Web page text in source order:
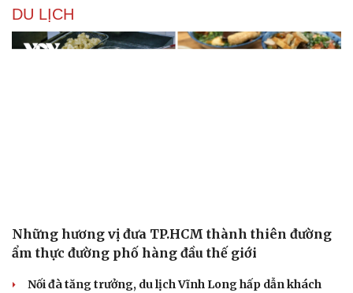
Âm nhạc
Di sản
Sao Việt
DU LỊCH
Những hương vị đưa TP.HCM thành thiên đường
ẩm thực đường phố hàng đầu thế giới
Nối đà tăng trưởng, du lịch Vĩnh Long hấp dẫn khách